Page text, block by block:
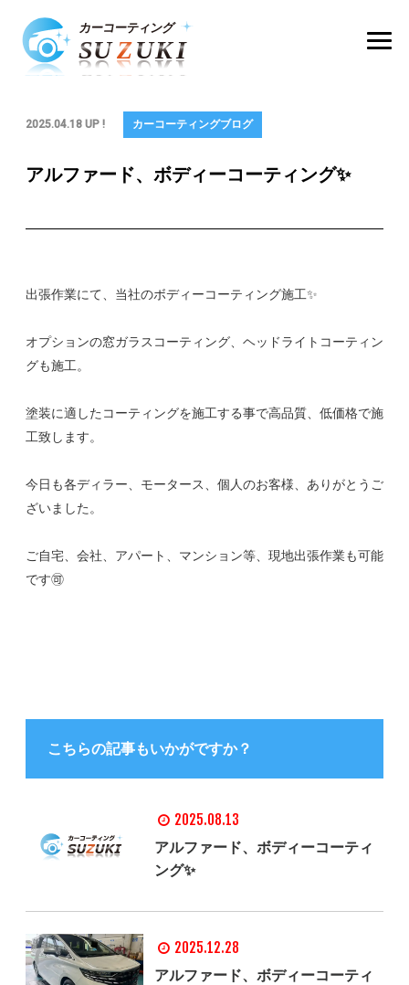
2025.04.18 UP ! カーコーティングブログ
アルファード、ボディーコーティング✨
出張作業にて、当社のボディーコーティング施工✨
オプションの窓ガラスコーティング、ヘッドライトコーティン
グも施工。
塗装に適したコーティングを施工する事で高品質、低価格で施
工致します。
今日も各ディラー、モータース、個人のお客様、ありがとうご
ざいました。
ご自宅、会社、アパート、マンション等、現地出張作業も可能
です🉑
こちらの記事もいかがですか？
2025.08.13
アルファード、ボディーコーティ
ング✨
2025.12.28
アルファード、ボディーコーティ